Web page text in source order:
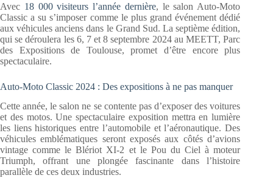
Avec 18 000 visiteurs l’année dernière, le salon Auto-Moto
Classic a su s’imposer comme le plus grand événement dédié
aux véhicules anciens dans le Grand Sud. La septième édition,
qui se déroulera les 6, 7 et 8 septembre 2024 au MEETT, Parc
des Expositions de Toulouse, promet d’être encore plus
spectaculaire.
Auto-Moto Classic 2024 : Des expositions à ne pas manquer
Cette année, le salon ne se contente pas d’exposer des voitures
et des motos. Une spectaculaire exposition mettra en lumière
les liens historiques entre l’automobile et l’aéronautique. Des
véhicules emblématiques seront exposés aux côtés d’avions
vintage comme le Blériot XI-2 et le Pou du Ciel à moteur
Triumph, offrant une plongée fascinante dans l’histoire
parallèle de ces deux industries.